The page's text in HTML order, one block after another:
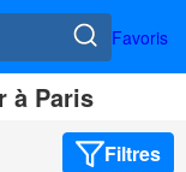
Favoris
à Paris
Filtres